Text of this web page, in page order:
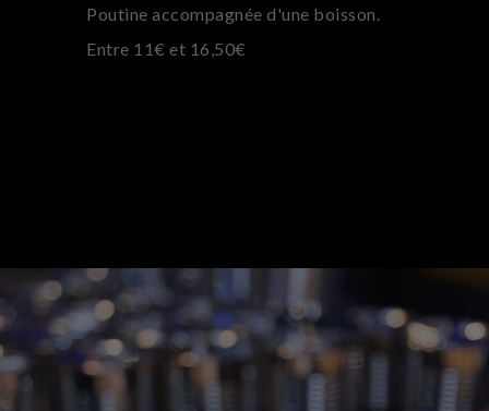
Poutine accompagnée d'une boisson.
Entre 11€ et 16,50€